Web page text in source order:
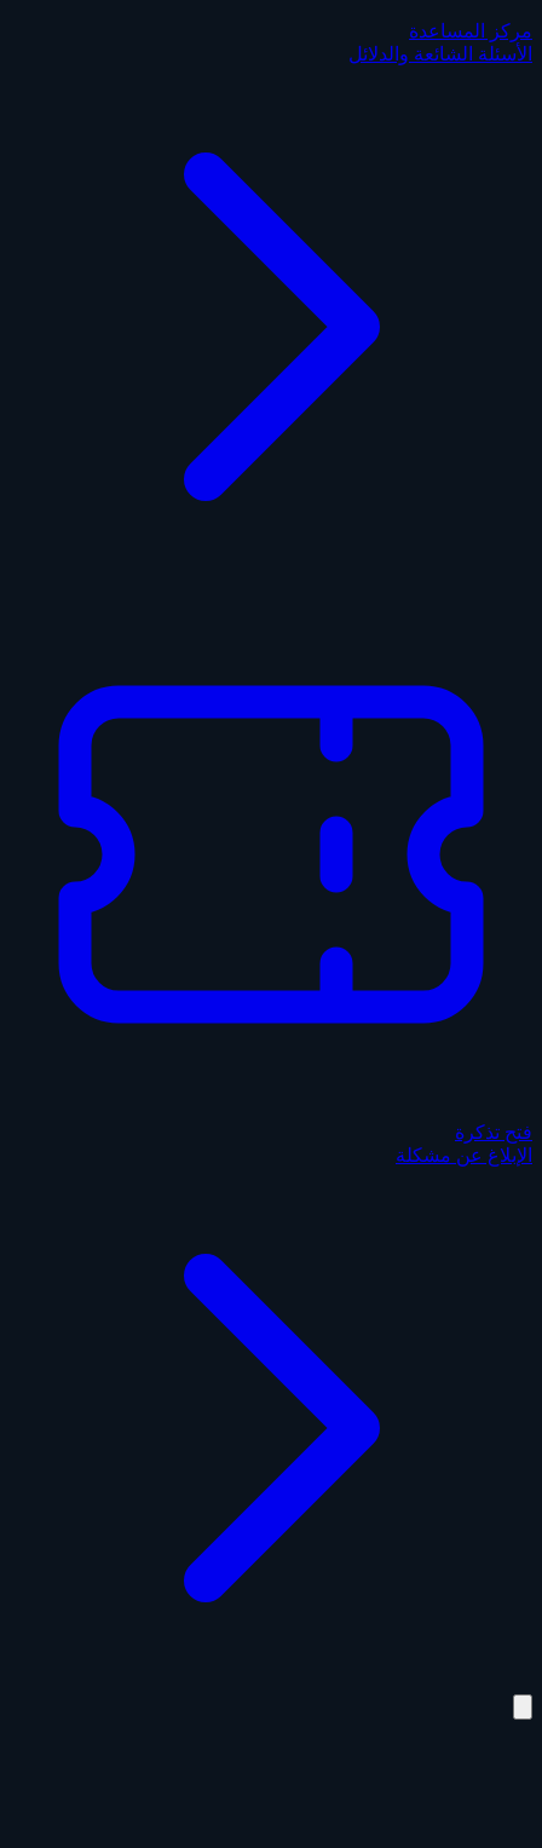
مركز المساعدة
الأسئلة الشائعة والدلائل
فتح تذكرة
الإبلاغ عن مشكلة